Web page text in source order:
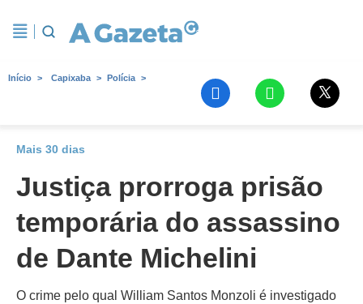
Início Capixaba Polícia
Mais 30 dias
Justiça prorroga prisão
temporária do assassino
de Dante Michelini
O crime pelo qual William Santos Monzoli é investigado